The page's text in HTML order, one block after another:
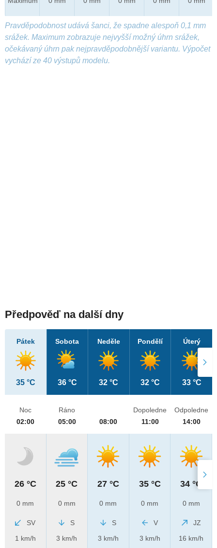
Pravděpodobnost udává šanci, že spadne alespoň 0,1 mm
srážek. Maximum zobrazuje nejvyšší možný úhrn srážek,
očekávaný úhrn pak nejpravděpodobnější variantu. Výpočet
vychází ze 40 výstupů modelu.
Předpověď na další dny
Pátek
35 °C
Sobota
36 °C
Neděle
32 °C
Pondělí
32 °C
Úterý
33 °C
Noc
02:00
26 °C
0 mm
SV
1 km/h
Ráno
05:00
25 °C
0 mm
S
3 km/h
08:00
27 °C
0 mm
S
3 km/h
Dopoledne
11:00
35 °C
0 mm
V
3 km/h
Odpoledne
14:00
34 °C
0 mm
JZ
16 km/h